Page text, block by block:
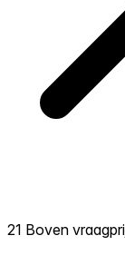
21 Boven